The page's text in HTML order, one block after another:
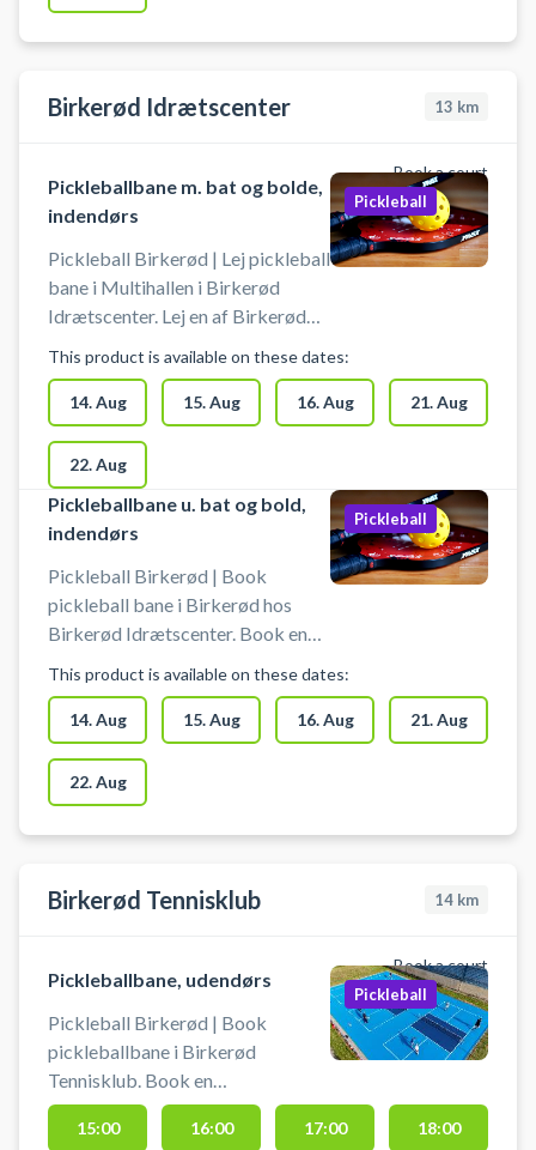
spillere.
Birkerød Idrætscenter 13 km
Book a court
Pickleballbane m. bat og bolde,
indendørs
Pickleball Birkerød | Lej pickleball
bane i Multihallen i Birkerød
Idrætscenter. Lej en af Birkerød
multihallen og spil pickleball.
Pickleball bane er med bolde og
bat til 4 pickleball spillere.
Pickleball
This product is available on these dates:
14. Aug 15. Aug 16. Aug 21. Aug
22. Aug
Pickleballbane u. bat og bold,
indendørs
Pickleball Birkerød | Book
pickleball bane i Birkerød hos
Birkerød Idrætscenter. Book en
Birkerød Idrætscenters multihal.
Pickleball
This product is available on these dates:
14. Aug 15. Aug 16. Aug 21. Aug
22. Aug
Birkerød Tennisklub 14 km
Book a court
Pickleballbane, udendørs
Pickleball Birkerød | Book
pickleballbane i Birkerød
Tennisklub. Book en
pickleballbane og spil pickleball i
Birkerød på de 3 nyanlagt
Pickleball
15:00 16:00 17:00 18:00